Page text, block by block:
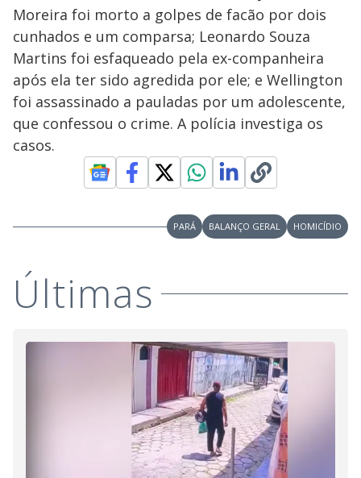
Moreira foi morto a golpes de facão por dois
cunhados e um comparsa; Leonardo Souza
Martins foi esfaqueado pela ex-companheira
após ela ter sido agredida por ele; e Wellington
foi assassinado a pauladas por um adolescente,
que confessou o crime. A polícia investiga os
casos.
PARÁ BALANÇO GERAL HOMICÍDIO
Últimas